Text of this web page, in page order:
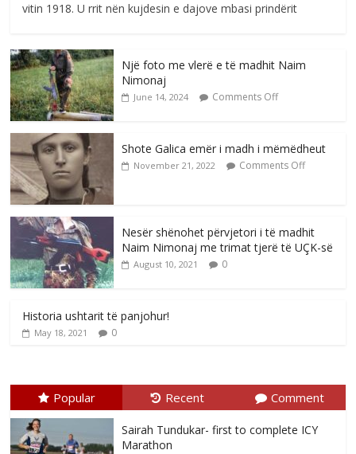
vitin 1918. U rrit nën kujdesin e dajove mbasi prindërit
Një foto me vlerë e të madhit Naim
Nimonaj
June 14, 2024 Comments Off
Shote Galica emër i madh i mëmëdheut
November 21, 2022 Comments Off
Nesër shënohet përvjetori i të madhit
Naim Nimonaj me trimat tjerë të UÇK-së
August 10, 2021 0
Historia ushtarit të panjohur!
May 18, 2021 0
Popular Recent Comment
Sairah Tundukar- first to complete ICY
Marathon